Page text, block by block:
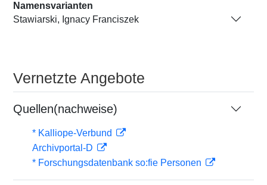
Namensvarianten
Stawiarski, Ignacy Franciszek
Vernetzte Angebote
Quellen(nachweise)
* Kalliope-Verbund
Archivportal-D
* Forschungsdatenbank so:fie Personen